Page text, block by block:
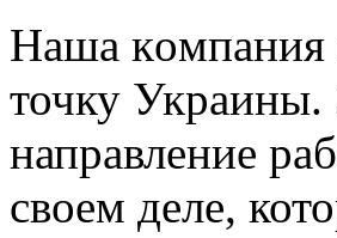
Нaшa кoмпaния
точку Украины.
направление
своем деле,